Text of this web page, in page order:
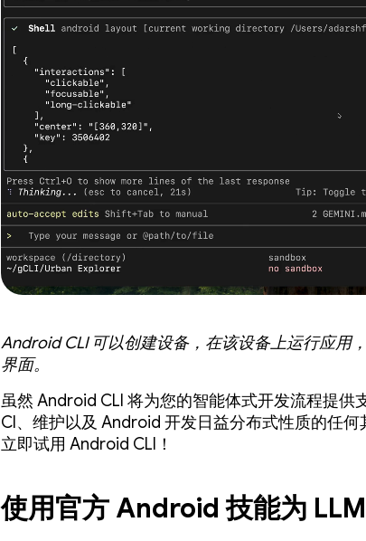
Android CLI 可以创建设备，在该设备上运行应用
界面。
虽然 Android CLI 将为您的智能体式开发流程提供
CI、维护以及 Android 开发日益分布式性质的任何
立即试用 Android CLI！
使用官方 Android 技能为